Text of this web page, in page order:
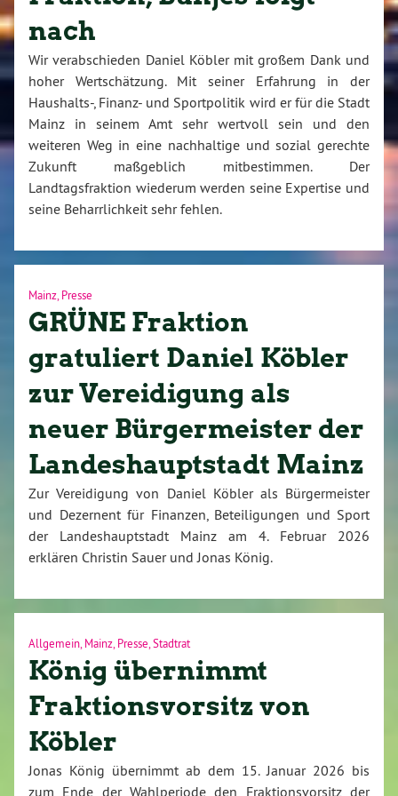
nach
Wir verabschieden Daniel Köbler mit großem Dank und
hoher Wertschätzung. Mit seiner Erfahrung in der
Haushalts-, Finanz- und Sportpolitik wird er für die Stadt
Mainz in seinem Amt sehr wertvoll sein und den
weiteren Weg in eine nachhaltige und sozial gerechte
Zukunft maßgeblich mitbestimmen. Der
Landtagsfraktion wiederum werden seine Expertise und
seine Beharrlichkeit sehr fehlen.
Mainz Presse
GRÜNE Fraktion
gratuliert Daniel Köbler
zur Vereidigung als
neuer Bürgermeister der
Landeshauptstadt Mainz
Zur Vereidigung von Daniel Köbler als Bürgermeister
und Dezernent für Finanzen, Beteiligungen und Sport
der Landeshauptstadt Mainz am 4. Februar 2026
erklären Christin Sauer und Jonas König.
Allgemein Mainz Presse Stadtrat
König übernimmt
Fraktionsvorsitz von
Köbler
Jonas König übernimmt ab dem 15. Januar 2026 bis
zum Ende der Wahlperiode den Fraktionsvorsitz der